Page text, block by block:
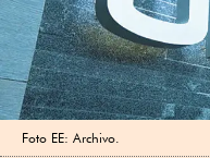
Foto EE: Archivo.